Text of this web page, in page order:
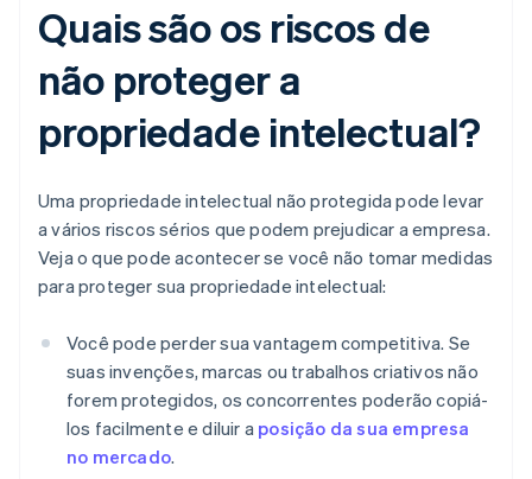
Quais são os riscos de
não proteger a
propriedade intelectual?
Uma propriedade intelectual não protegida pode levar
a vários riscos sérios que podem prejudicar a empresa.
Veja o que pode acontecer se você não tomar medidas
para proteger sua propriedade intelectual:
Você pode perder sua vantagem competitiva. Se
suas invenções, marcas ou trabalhos criativos não
forem protegidos, os concorrentes poderão copiá-
los facilmente e diluir a posição da sua empresa
no mercado.